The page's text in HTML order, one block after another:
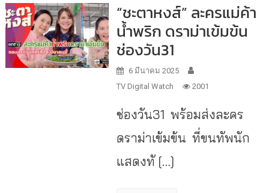
“ชะตาหงส์” ละครแม่ค้า
น้ำพริก ดราม่าเข้มข้น
ช่องวัน31
6 มีนาคม 2025
TV Digital Watch
2001
ช่องวัน31 พร้อมส่งละคร
ดราม่าเข้มข้น ที่ขนทัพนัก
แสดงทั […]